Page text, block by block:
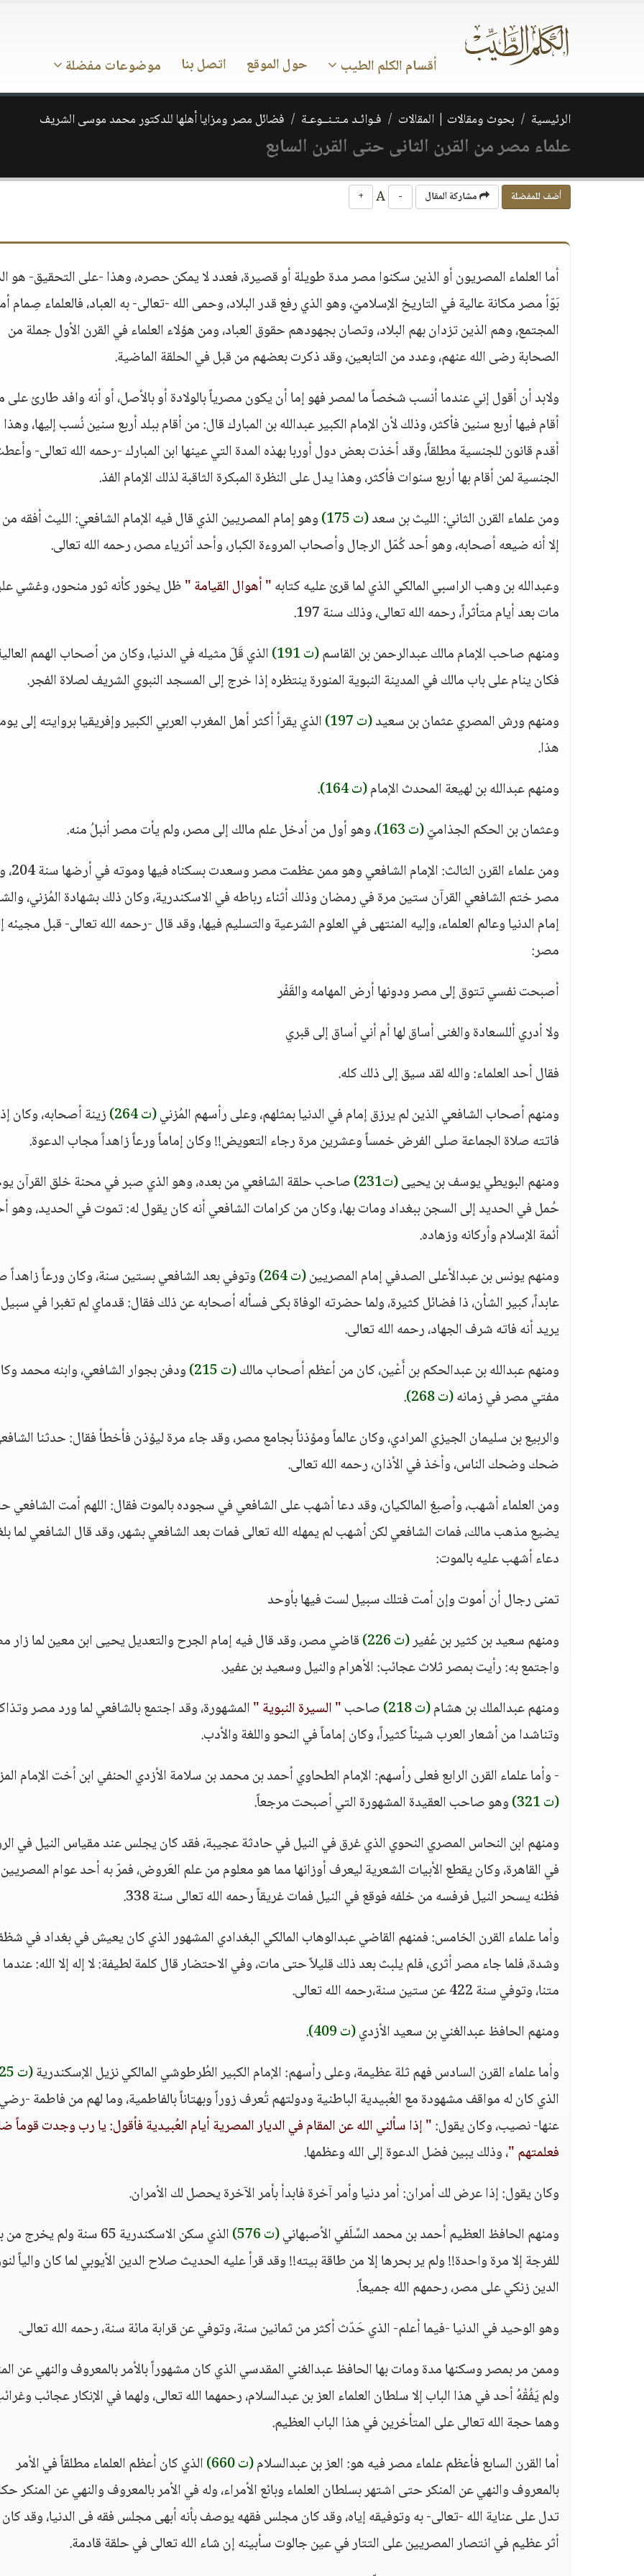
أقسام الكلم الطيب حول الموقع اتصل بنا موضوعات مفضلة
الرئيسية بحوث ومقالات | المقالات فـوائـد مـتـنــوعـة فضائل مصر ومزايا أهلها للدكتور محمد موسى الشريف
علماء مصر من القرن الثانى حتى القرن السابع
أضف للمفضلة مشاركة المقال -
+
أما العلماء المصريون أو الذين سكنوا مصر مدة طويلة أو قصيرة، فعدد لا يمكن حصره، وهذا -على التحقيق- هو
بَوّأ مصر مكانة عالية في التاريخ الإسلاميّ، وهو الذي رفع قدر البلاد، وحمى الله -تعالى- به العباد، فالعلماء صِمام
المجتمع، وهم الذين تزدان بهم البلاد، وتصان بجهودهم حقوق العباد، ومن هؤلاء العلماء في القرن الأول جملة من
الصحابة رضى الله عنهم، وعدد من التابعين، وقد ذكرت بعضهم من قبل في الحلقة الماضية.
ولابد أن أقول إني عندما أنسب شخصاً ما لمصر فهو إما أن يكون مصرياً بالولادة أو بالأصل، أو أنه وافد طارئ
أقام فيها أربع سنين فأكثر، وذلك لأن الإمام الكبير عبدالله بن المبارك قال: من أقام ببلد أربع سنين نُسب إليها،
أقدم قانون للجنسية مطلقاً، وقد أخذت بعض دول أوربا بهذه المدة التي عينها ابن المبارك -رحمه الله تعالى-
الجنسية لمن أقام بها أربع سنوات فأكثر، وهذا يدل على النظرة المبكرة الثاقبة لذلك الإمام الفذ.
ومن علماء القرن الثاني: الليث بن سعد(ت 175)
وهو إمام المصريين الذي قال فيه الإمام الشافعي: الليث أفقه
إلا أنه ضيعه أصحابه، وهو أحد كُمّل الرجال وأصحاب المروءة الكبار، وأحد أثرياء مصر، رحمه الله تعالى.
وعبدالله بن وهب الراسبي المالكي الذي لما قرئ عليه كتابه" أهوال القيامة "ظل يخور كأنه ثور منحور، وغشي
مات بعد أيام متأثراً، رحمه الله تعالى، وذلك سنة 197.
ومنهم صاحب الإمام مالك عبدالرحمن بن القاسم(ت 191)
الذي قَلّ مثيله في الدنيا، وكان من أصحاب الهمم
فكان ينام على باب مالك في المدينة النبوية المنورة ينتظره إذا خرج إلى المسجد النبوي الشريف لصلاة الفجر.
ومنهم ورش المصري عثمان بن سعيد(ت 197)
الذي يقرأ أكثر أهل المغرب العربي الكبير وإفريقيا بروايته إلى
هذا.
ومنهم عبدالله بن لهيعة المحدث الإمام(ت 164)
.
وعثمان بن الحكم الجذاميّ(ت 163)
، وهو أول من أدخل علم مالك إلى مصر، ولم يأت مصر أنبلُ منه.
ومن علماء القرن الثالث:
مصر ختم الشافعي القرآن ستين مرة في رمضان وذلك أثناء رباطه في الاسكندرية، وكان ذلك بشهادة المُزني،
إمام الدنيا وعالم العلماء، وإليه المنتهى في العلوم الشرعية والتسليم فيها، وقد قال -رحمه الله تعالى- قبل مجيئه
مصر:
أصبحت نفسي تتوق إلى مصر ودونها أرض المهامه والقَفْر
ولا أدري أللسعادة والغنى أساق لها أم أني أساق إلى قبري
فقال أحد العلماء: والله لقد سيق إلى ذلك كله.
ومنهم أصحاب الشافعي الذين لم يرزق إمام في الدنيا بمثلهم، وعلى رأسهم المُزني(ت 264)
زينة أصحابه، وكان
فاتته صلاة الجماعة صلى الفرض خمساً وعشرين مرة رجاء التعويض!! وكان إماماً ورعاً زاهداً مجاب الدعوة.
ومنهم البويطي يوسف بن يحيى(ت231)
صاحب حلقة الشافعي من بعده، وهو الذي صبر في محنة خلق القرآن
حُمل في الحديد إلى السجن ببغداد ومات بها، وكان من كرامات الشافعي أنه كان يقول له: تموت في الحديد، وهو
أئمة الإسلام وأركانه وزهاده.
ومنهم يونس بن عبدالأعلى الصدفي إمام المصريين(ت 264)
وتوفي بعد الشافعي بستين سنة، وكان ورعاً زاهداً
عابداً، كبير الشأن، ذا فضائل كثيرة، ولما حضرته الوفاة بكى فسأله أصحابه عن ذلك فقال: قدماي لم تغبرا في سبيل
يريد أنه فاته شرف الجهاد، رحمه الله تعالى.
ومنهم عبدالله بن عبدالحكم بن أَعْين، كان من أعظم أصحاب مالك(ت 215)
ودفن بجوار الشافعي، وابنه محمد
مفتي مصر في زمانه(ت 268)
.
والربيع بن سليمان الجيزي المرادي، وكان عالماً ومؤذناً بجامع مصر، وقد جاء مرة ليؤذن فأخطأ فقال: حدثنا
ضحك وضحك الناس، وأخذ في الأذان، رحمه الله تعالى.
ومن العلماء أشهب، وأصبغ المالكيان، وقد دعا أشهب على الشافعي في سجوده بالموت فقال: اللهم أمت الشافعي
يضيع مذهب مالك، فمات الشافعي لكن أشهب لم يمهله الله تعالى فمات بعد الشافعي بشهر، وقد قال الشافعي لما
دعاء أشهب عليه بالموت:
تمنى رجال أن أموت وإن أمت فتلك سبيل لست فيها بأوحد
ومنهم سعيد بن كثير بن عُفير(ت 226)
قاضي مصر، وقد قال فيه إمام الجرح والتعديل يحيى ابن معين لما زار
واجتمع به: رأيت بمصر ثلاث عجائب: الأهرام والنيل وسعيد بن عفير.
ومنهم عبدالملك بن هشام(ت 218) صاحب" السيرة النبوية "المشهورة، وقد اجتمع بالشافعي لما ورد مصر
وتناشدا من أشعار العرب شيئاً كثيراً، وكان إماماً في النحو واللغة والأدب.
- وأما علماء القرن الرابع فعلى رأسهم: الإمام الطحاوي أحمد بن محمد بن سلامة الأزدي الحنفي ابن أخت الإمام
(ت 321)
وهو صاحب العقيدة المشهورة التي أصبحت مرجعاً.
ومنهم ابن النحاس المصري النحوي الذي غرق في النيل في حادثة عجيبة، فقد كان يجلس عند مقياس النيل في
في القاهرة، وكان يقطع الأبيات الشعرية ليعرف أوزانها مما هو معلوم من علم العَروض، فمرّ به أحد عوام المصريين
فظنه يسحر النيل فرفسه من خلفه فوقع في النيل فمات غريقاً رحمه الله تعالى سنة 338.
وأما علماء القرن الخامس: فمنهم القاضي عبدالوهاب المالكي البغدادي المشهور الذي كان يعيش في بغداد في
وشدة، فلما جاء مصر أثرى، فلم يلبث بعد ذلك قليلاً حتى مات، وفي الاحتضار قال كلمة لطيفة: لا إله إلا الله:
متنا، وتوفي سنة 422 عن ستين سنة،رحمه الله تعالى.
ومنهم الحافظ عبدالغني بن سعيد الأزدي(ت 409)
.
وأما علماء القرن السادس فهم ثلة عظيمة، وعلى رأسهم: الإمام الكبير الطُرطوشي المالكي نزيل الإسكندرية(ت 525)
الذي كان له مواقف مشهودة مع العُبيدية الباطنية ودولتهم تُعرف زوراً وبهتاناً بالفاطمية، وما لهم من فاطمة -رضي
عنها- نصيب، وكان يقول:" إذا سألني الله عن المقام في الديار المصرية أيام العُبيدية فأقول: يا رب وجدت قوماً
فعلمتهم "، وذلك يبين فضل الدعوة إلى الله وعظمها.
وكان يقول: إذا عرض لك أمران: أمر دنيا وأمر آخرة فابدأ بأمر الآخرة يحصل لك الأمران.
ومنهم الحافظ العظيم أحمد بن محمد السِّلَفي الأصبهاني(ت 576)
الذي سكن الاسكندرية 65 سنة ولم
للفرجة إلا مرة واحدة!! ولم ير بحرها إلا من طاقة بيته!! وقد قرأ عليه الحديث صلاح الدين الأيوبي لما كان والياً
الدين زنكي على مصر، رحمهم الله جميعاً.
وهو الوحيد في الدنيا -فيما أعلم- الذي حَدّث أكثر من ثمانين سنة، وتوفي عن قرابة مائة سنة، رحمه الله تعالى.
وممن مر بمصر وسكنها مدة ومات بها الحافظ عبدالغني المقدسي الذي كان مشهوراً بالأمر بالمعروف والنهي عن
ولم يَفُقْهُ أحد في هذا الباب إلا سلطان العلماء العز بن عبدالسلام، رحمهما الله تعالى، ولهما في الإنكار عجائب
وهما حجة الله تعالى على المتأخرين في هذا الباب العظيم.
أما القرن السابع فأعظم علماء مصر فيه هو: العز بن عبدالسلام(ت 660)
الذي كان أعظم العلماء مطلقاً في الأمر
بالمعروف والنهي عن المنكر حتى اشتهر بسلطان العلماء وبائع الأمراء، وله في الأمر بالمعروف والنهي عن المنكر
تدل على عناية الله -تعالى- به وتوفيقه إياه، وقد كان مجلس فقهه يوصف بأنه أبهى مجلس فقه فى الدنيا، وقد كان
أثر عظيم في انتصار المصريين على التتار في عين جالوت سأبينه إن شاء الله تعالى في حلقة قادمة.